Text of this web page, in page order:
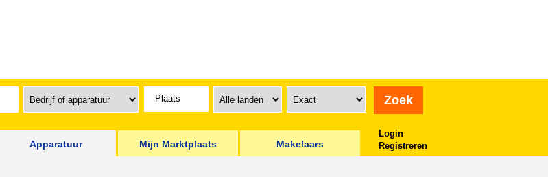
Apparatuur Mijn Marktplaats Makelaars
Login
Registreren